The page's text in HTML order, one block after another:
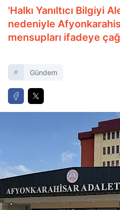
'Halkı Yanıltıcı Bilgiyi
nedeniyle
mensupları ifadeye
Gündem